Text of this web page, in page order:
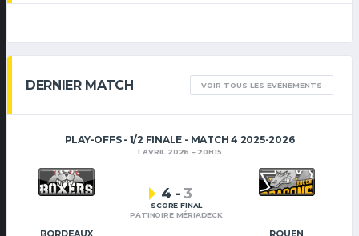
DERNIER MATCH VOIR TOUS LES EVÉNEMENTS
PLAY-OFFS - 1/2 FINALE - MATCH 4 2025-2026
1 AVRIL 2026 20H15
4 -3
SCORE FINAL
PATINOIRE MÉRIADECK